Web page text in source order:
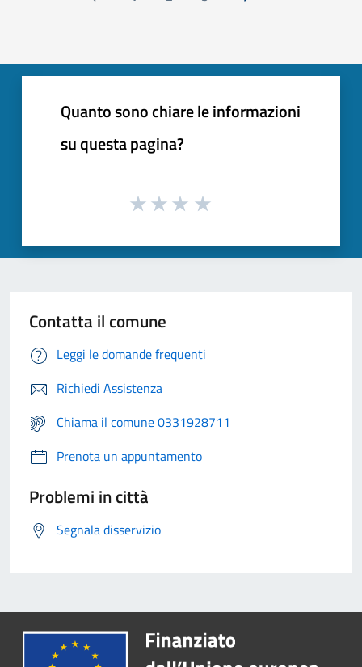
Pagina precedente Successiva »
Quanto sono chiare le informazioni
su questa pagina?
Contatta il comune
Leggi le domande frequenti
Richiedi Assistenza
Chiama il comune 0331928711
Prenota un appuntamento
Problemi in città
Segnala disservizio